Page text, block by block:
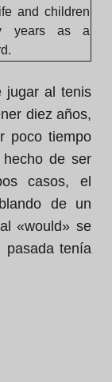
and children
years as a
jugar al tenis
diez años,
poco tiempo
de ser
casos, el
de un
«would» se
pasada tenía